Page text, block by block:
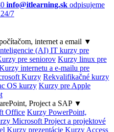
info@itlearning.sk odpisujeme
7
internet a email ▼
(AI) IT kurzy pre
pre seniorov Kurzy linux pre
internetu a e-mailu pre
Kurzy Rekvalifikačné kurzy
OS kurzy Kurzy pre Apple
Project a SAP ▼
Office Kurzy PowerPoint,
Microsoft Project a projektové
Kurzy prezentácie Kurzy Access